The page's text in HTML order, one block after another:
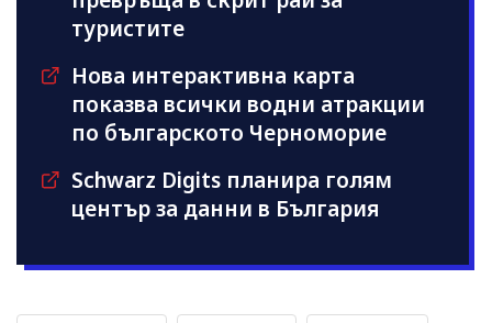
туристите
Нова интерактивна карта
показва всички водни атракции
по българското Черноморие
Schwarz Digits планира голям
център за данни в България